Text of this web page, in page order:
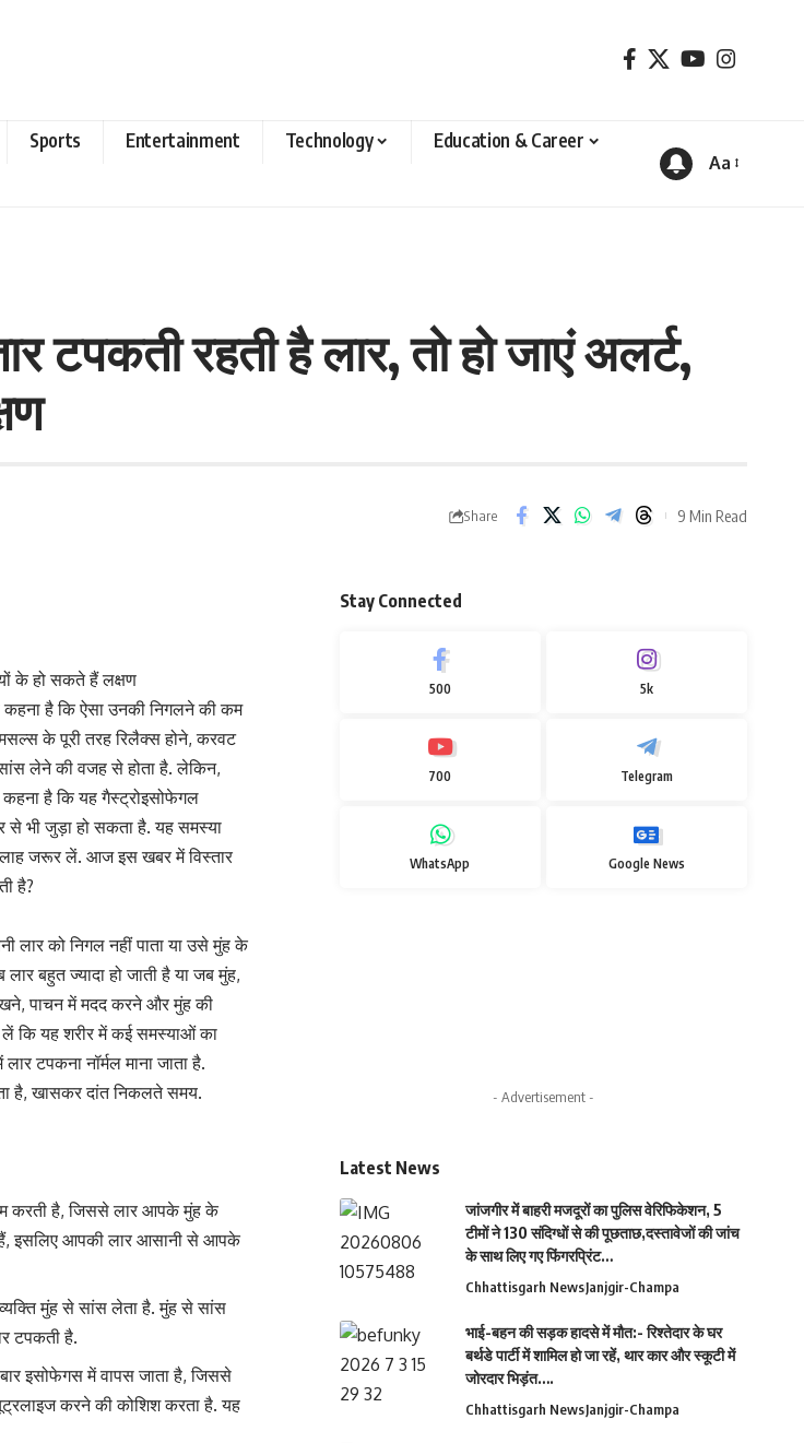
Sports Entertainment Technology
Education & Career
Font
Aa
रहती है लार, तो हो जाएं अलर्ट,
Share 9 Min Read
के हो सकते हैं लक्षण
कहना है कि ऐसा उनकी निगलने की कम
के पूरी तरह रिलैक्स होने, करवट
लेने की वजह से होता है. लेकिन,
कहना है कि यह गैस्ट्रोइसोफेगल
से भी जुड़ा हो सकता है. यह समस्या
जरूर लें. आज इस खबर में विस्तार
है?
लार को निगल नहीं पाता या उसे मुंह के
बहुत ज्यादा हो जाती है या जब मुंह,
पाचन में मदद करने और मुंह की
कि यह शरीर में कई समस्याओं का
टपकना नॉर्मल माना जाता है.
है, खासकर दांत निकलते समय.
करती है, जिससे लार आपके मुंह के
हैं, इसलिए आपकी लार आसानी से आपके
मुंह से सांस लेता है. मुंह से सांस
टपकती है.
इसोफेगस में वापस जाता है, जिससे
करने की कोशिश करता है. यह
Stay Connected
500 5k
700 Telegram
WhatsApp Google News
- Advertisement -
Latest News
जांजगीर में बाहरी मजदूरों का पुलिस वेरिफिकेशन, 5
टीमों ने 130 संदिग्धों से की पूछताछ,दस्तावेजों की जांच
के साथ लिए गए फिंगरप्रिंट…
Chhattisgarh NewsJanjgir-Champa
भाई-बहन की सड़क हादसे में मौत:- रिश्तेदार के घर
बर्थडे पार्टी में शामिल हो जा रहें, थार कार और स्कूटी में
जोरदार भिड़ंत….
Chhattisgarh NewsJanjgir-Champa